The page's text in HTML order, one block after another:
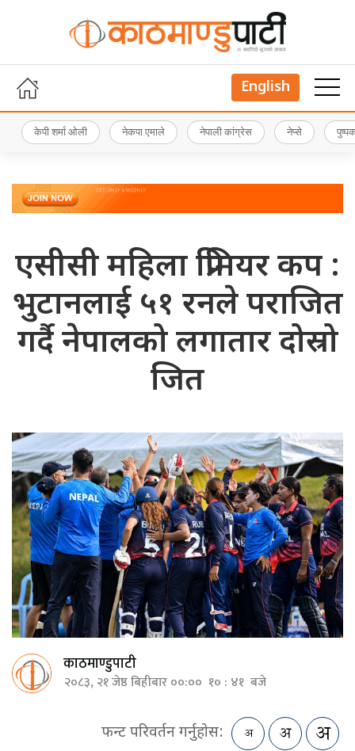
English
केपी शर्मा ओली नेकपा एमाले नेपाली कांग्रेस नेप्से
एसीसी महिला प्रिमियर कप :
भुटानलाई ५१ रनले पराजित
गर्दै नेपालको लगातार दोस्रो
जित
काठमाण्डुपाटी
२०८३, २१ जेष्ठ बिहीबार ००:०० १० : ४१ बजे
फन्ट परिवर्तन गर्नुहोस: